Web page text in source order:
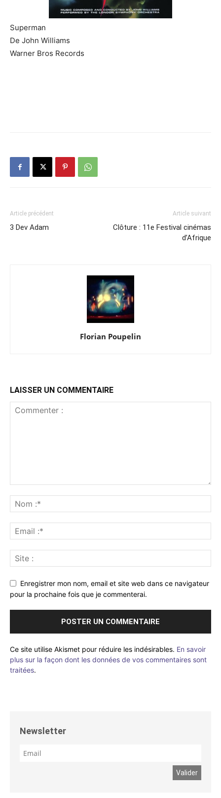
Superman
De John Williams
Warner Bros Records
Article précédent
3 Dev Adam
Article suivant
Clôture : 11e Festival cinémas
d’Afrique
Florian Poupelin
LAISSER UN COMMENTAIRE
Enregistrer mon nom, email et site web dans ce navigateur
pour la prochaine fois que je commenterai.
Ce site utilise Akismet pour réduire les indésirables. En savoir
plus sur la façon dont les données de vos commentaires sont
traitées.
Newsletter